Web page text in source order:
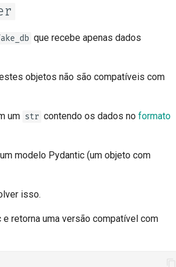
que recebe apenas dados
objetos não são compatíveis com
um str contendo os dados no formato
modelo Pydantic (um objeto com
isso.
retorna uma versão compatível com